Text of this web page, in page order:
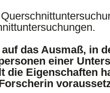
das Ausmaß, in
einer
die Eigenschaften